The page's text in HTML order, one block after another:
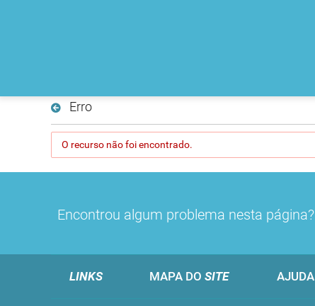
Erro
O recurso não foi encontrado.
Encontrou algum problema nesta página?
LINKS MAPA DO SITE AJUDA